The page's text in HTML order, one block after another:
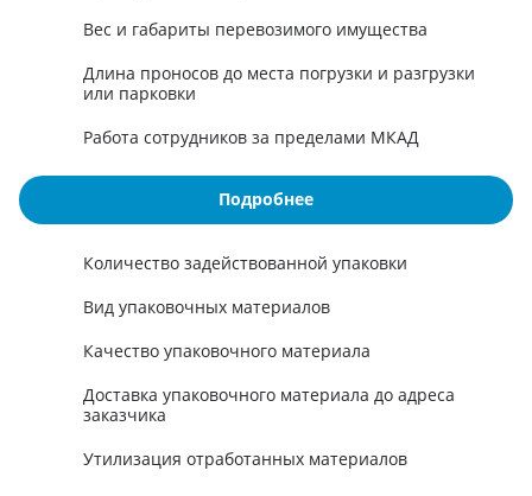
Вес и габариты перевозимого имущества
Длина проносов до места погрузки и разгрузки
или парковки
Работа сотрудников за пределами МКАД
Подробнее
Количество задействованной упаковки
Вид упаковочных материалов
Качество упаковочного материала
Доставка упаковочного материала до адреса
заказчика
Утилизация отработанных материалов